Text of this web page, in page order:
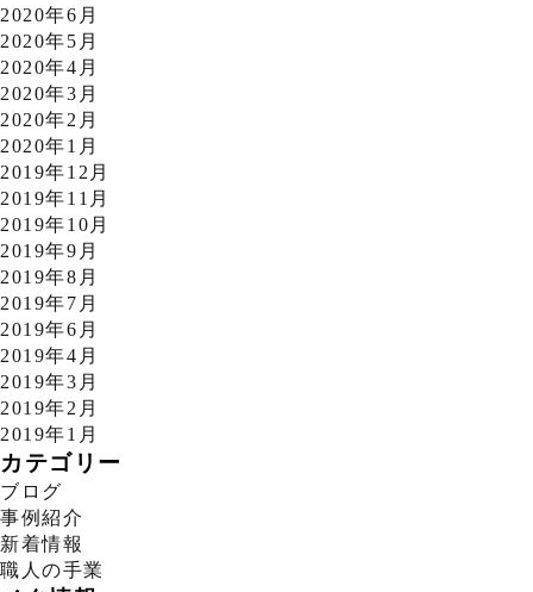
2020年6月
2020年5月
2020年4月
2020年3月
2020年2月
2020年1月
2019年12月
2019年11月
2019年10月
2019年9月
2019年8月
2019年7月
2019年6月
2019年4月
2019年3月
2019年2月
2019年1月
カテゴリー
ブログ
事例紹介
新着情報
職人の手業